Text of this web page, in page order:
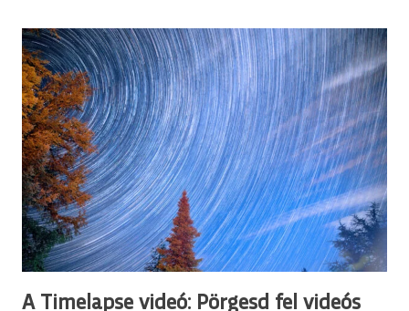
A Timelapse videó: Pörgesd fel videós